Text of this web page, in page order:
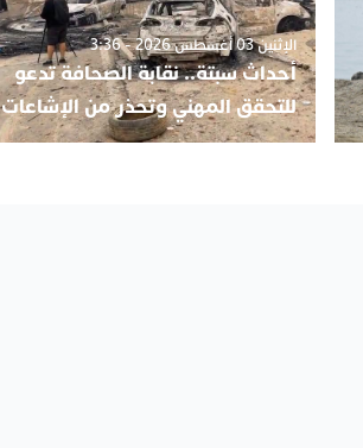
الإثنين 03 أغسطس 2026 - 3:36
أحداث سبتة.. نقابة الصحافة تدعو
للتحقق المهني وتحذر من الإشاعات